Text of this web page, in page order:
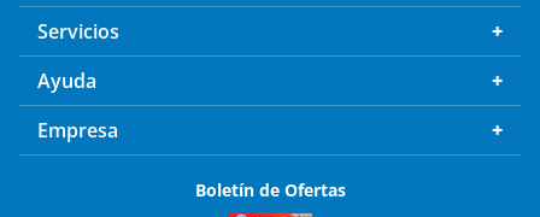
Servicios
Ayuda
Empresa
Boletín de Ofertas